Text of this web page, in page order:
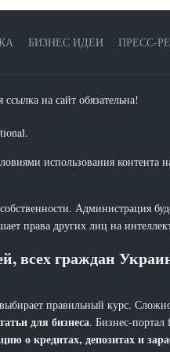
БИЗНЕС ИДЕИ ПРЕСС-
на сайт обязательна!
использования контента
Администрация
права других лиц на
всех граждан
правильный курс.
для бизнеса. Бизнес-портал
о кредитах, депозитах и